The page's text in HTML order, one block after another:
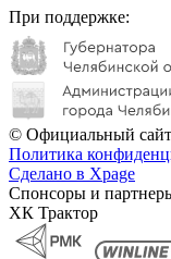
При поддержке:
© Официальный сайт
Политика
Сделано в Xpage
Спонсоры и
ХК Трактор